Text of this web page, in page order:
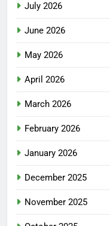
July 2026
June 2026
May 2026
April 2026
March 2026
February 2026
January 2026
December 2025
November 2025